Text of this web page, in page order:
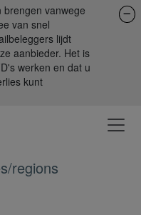
vanwege
van snel
lijdt
aanbieder. Het is
werken en dat u
kunt
regions